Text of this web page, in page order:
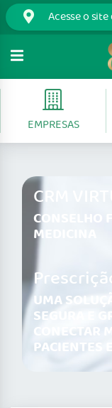
EMPRESAS
CRM
CONSELHO
MEDICINA
UMA
SEGURA E
CONECTAR
PACIENTES